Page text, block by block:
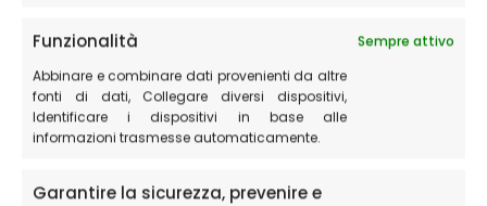
Funzionalità
Sempre attivo
Abbinare e combinare dati provenienti da altre
fonti di dati, Collegare diversi dispositivi,
Identificare i dispositivi in base alle
informazioni trasmesse automaticamente.
Garantire la sicurezza, prevenire e
portatori di handicap)
Il cammino nelle Terre Mutate
Il sentiero da Castelluccio al Monte Vettore
Il sentiero da Forca di Presta al Monte Vettore
Il sentiero da Foce al Monte Vettore